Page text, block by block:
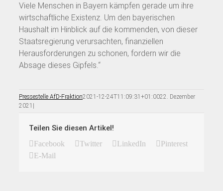
Viele Menschen in Bayern kämpfen gerade um ihre
wirtschaftliche Existenz. Um den bayerischen
Haushalt im Hinblick auf die kommenden, von dieser
Staatsregierung verursachten, finanziellen
Herausforderungen zu schonen, fordern wir die
Absage dieses Gipfels.“
Pressestelle AfD-Fraktion2021-12-24T11:09:31+01:0022. Dezember
2021 |
Teilen Sie diesen Artikel!
Facebook Twitter LinkedIn
Pinterest
E-Mail